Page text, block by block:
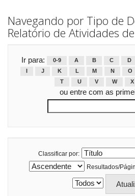
Navegando por Tipo de
Relatório de Atividades
Ir para: 0-9 A B C D
J K L M N O
T
U V W X
ou entre com as
Classificar por:
Resultados/